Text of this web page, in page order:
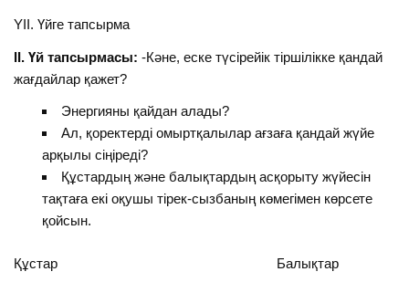
YІІ. Үйге тапсырма
ІІ. Үй тапсырмасы: -Кәне, еске түсірейік тіршілікке қандай
жағдайлар қажет?
Энергияны қайдан алады?
Ал, қоректерді омыртқалылар ағзаға қандай жүйе
арқылы сіңіреді?
Құстардың және балықтардың асқорыту жүйесін
тақтаға екі оқушы тірек-сызбаның көмегімен көрсете
қойсын.
Құстар Балықтар